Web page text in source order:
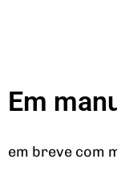
Em
em breve com